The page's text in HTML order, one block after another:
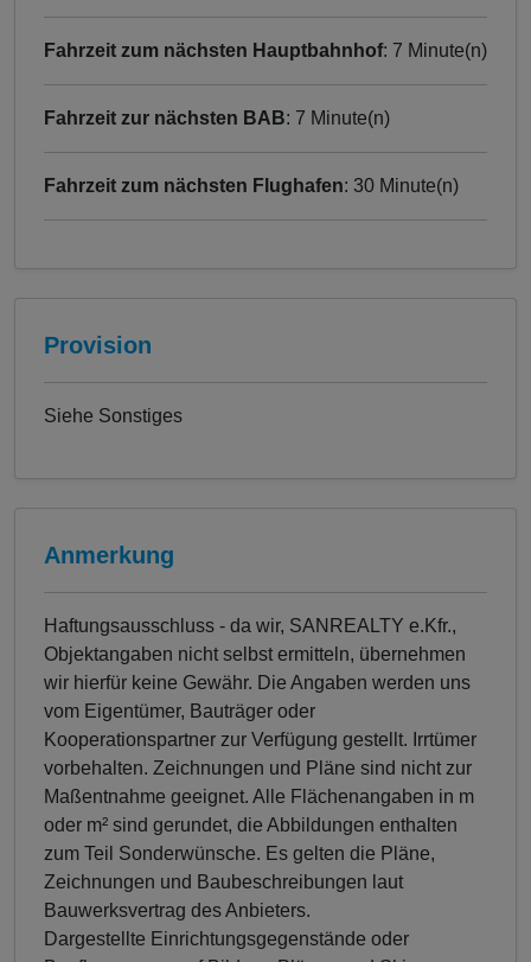
Fahrzeit zum nächsten Hauptbahnhof: 7 Minute(n)
Fahrzeit zur nächsten BAB: 7 Minute(n)
Fahrzeit zum nächsten Flughafen: 30 Minute(n)
Provision
Siehe Sonstiges
Anmerkung
Haftungsausschluss - da wir, SANREALTY e.Kfr.,
Objektangaben nicht selbst ermitteln, übernehmen
wir hierfür keine Gewähr. Die Angaben werden uns
vom Eigentümer, Bauträger oder
Kooperationspartner zur Verfügung gestellt. Irrtümer
vorbehalten. Zeichnungen und Pläne sind nicht zur
Maßentnahme geeignet. Alle Flächenangaben in m
oder m² sind gerundet, die Abbildungen enthalten
zum Teil Sonderwünsche. Es gelten die Pläne,
Zeichnungen und Baubeschreibungen laut
Bauwerksvertrag des Anbieters.
Dargestellte Einrichtungsgegenstände oder